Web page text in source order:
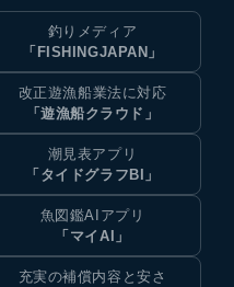
釣りメディア
「FISHINGJAPAN」
改正遊漁船業法に対応
「遊漁船クラウド」
潮見表アプリ
「タイドグラフBI」
魚図鑑AIアプリ
「マイAI」
充実の補償内容と安さ